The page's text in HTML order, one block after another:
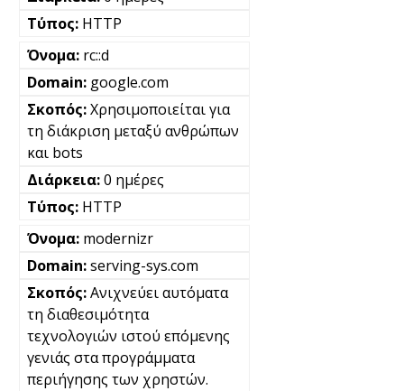
HTTP
rc::d
google.com
Χρησιμοποιείται για
τη διάκριση μεταξύ ανθρώπων
και bots
0 ημέρες
HTTP
modernizr
serving-sys.com
Ανιχνεύει αυτόματα
τη διαθεσιμότητα
τεχνολογιών ιστού επόμενης
γενιάς στα προγράμματα
περιήγησης των χρηστών.